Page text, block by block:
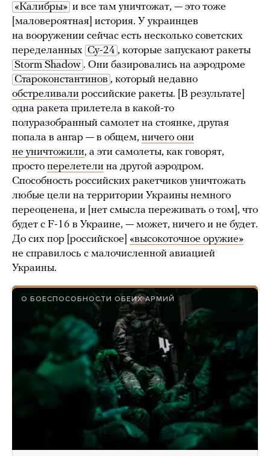
«Калибры» и все там уничтожат, — это тоже
[маловероятная] история. У украинцев
на вооружении сейчас есть несколько советских
переделанных Су-24 , которые запускают ракеты
Storm Shadow . Они базировались на аэродроме
Староконстантинов , который недавно
обстреливали российские ракеты. [В результате]
одна ракета прилетела в какой-то
полуразобранный самолет на стоянке, другая
попала в ангар — в общем, ничего они
не уничтожили, а эти самолеты, как говорят,
просто перелетели на другой аэродром.
Способность российских ракетчиков уничтожать
любые цели на территории Украины немного
переоценена, и [нет смысла переживать о том], что
будет с F-16 в Украине, — может, ничего и не будет.
До сих пор [российское] «высокоточное оружие»
не справилось с малочисленной авиацией
Украины.
О БОЕСПОСОБНОСТИ ОБЕИХ АРМИЙ